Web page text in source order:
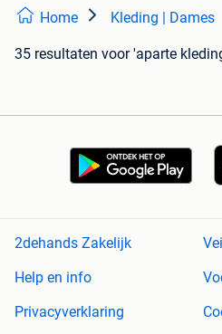
Home Kleding | Dames
35 resultaten voor 'aparte
2dehands Zakelijk
Help en info
Privacyverklaring